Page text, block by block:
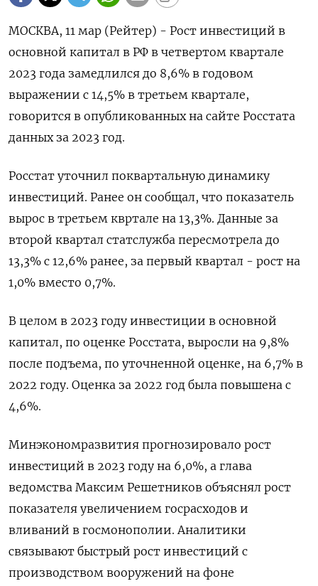
МОСКВА, 11 мар (Рейтер) - Рост инвестиций в
основной капитал в РФ в четвертом квартале
2023 года замедлился до 8,6% в годовом
выражении с 14,5% в третьем квартале,
говорится в опубликованных на сайте Росстата
данных за 2023 год.
Росстат уточнил поквартальную динамику
инвестиций. Ранее он сообщал, что показатель
вырос в третьем квртале на 13,3%. Данные за
второй квартал статслужба пересмотрела до
13,3% с 12,6% ранее, за первый квартал - рост на
1,0% вместо 0,7%.
В целом в 2023 году инвестиции в основной
капитал, по оценке Росстата, выросли на 9,8%
после подъема, по уточненной оценке, на 6,7% в
2022 году. Оценка за 2022 год была повышена с
4,6%.
Минэкономразвития прогнозировало рост
инвестиций в 2023 году на 6,0%, а глава
ведомства Максим Решетников объяснял рост
показателя увеличением госрасходов и
вливаний в госмонополии. Аналитики
связывают быстрый рост инвестиций с
производством вооружений на фоне